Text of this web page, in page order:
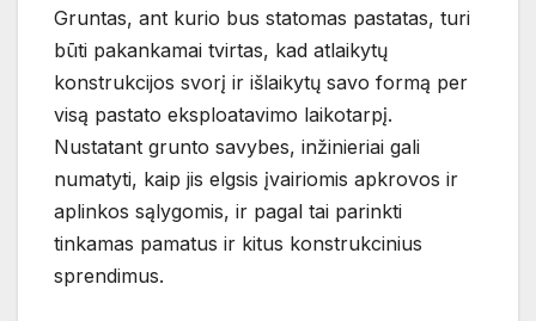
Gruntas, ant kurio bus statomas pastatas, turi
būti pakankamai tvirtas, kad atlaikytų
konstrukcijos svorį ir išlaikytų savo formą per
visą pastato eksploatavimo laikotarpį.
Nustatant grunto savybes, inžinieriai gali
numatyti, kaip jis elgsis įvairiomis apkrovos ir
aplinkos sąlygomis, ir pagal tai parinkti
tinkamas pamatus ir kitus konstrukcinius
sprendimus.